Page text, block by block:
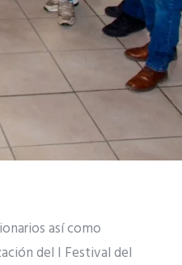
así como
del I Festival del